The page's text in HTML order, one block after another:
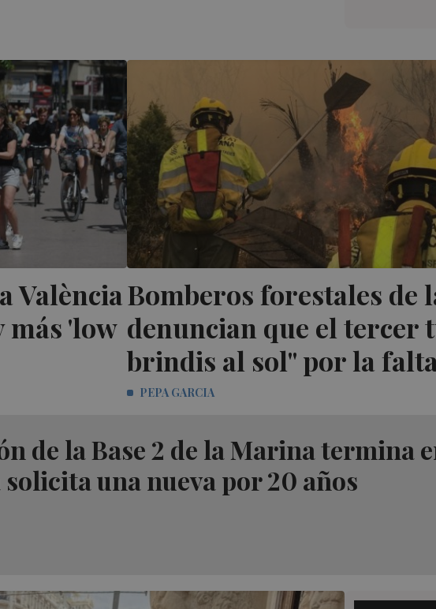
València
más 'low
Bomberos forestales de
denuncian que el tercer
brindis al sol" por la
PEPA GARCIA
de la Base 2 de la Marina termina
una nueva por 20 años